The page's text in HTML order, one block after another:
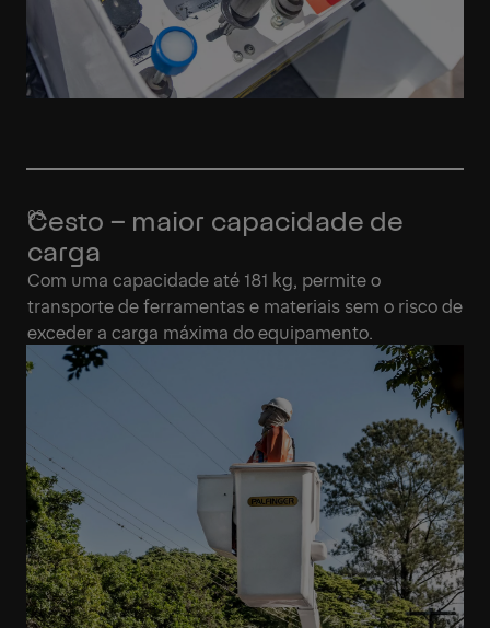
Cesto – maior capacidade de
carga
Com uma capacidade até 181 kg, permite o
transporte de ferramentas e materiais sem o risco de
exceder a carga máxima do equipamento.